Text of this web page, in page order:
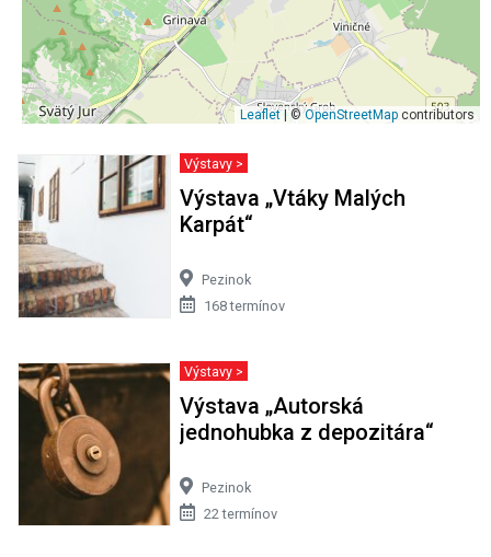
Leaflet| ©OpenStreetMap contributors
Výstavy >
Výstava „Vtáky Malých
Karpát“
Pezinok
168 termínov
Výstavy >
Výstava „Autorská
jednohubka z depozitára“
Pezinok
22 termínov